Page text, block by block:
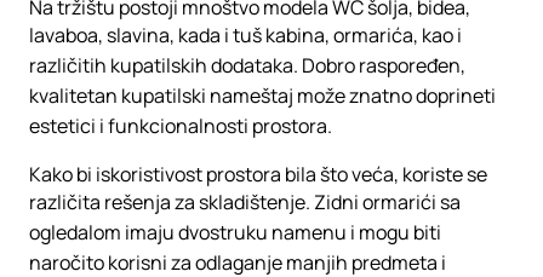
Na tržištu postoji mnoštvo modela WC šolja, bidea,
lavaboa, slavina, kada i tuš kabina, ormarića, kao i
različitih kupatilskih dodataka. Dobro raspoređen,
kvalitetan kupatilski nameštaj može znatno doprineti
estetici i funkcionalnosti prostora.
Kako bi iskoristivost prostora bila što veća, koriste se
različita rešenja za skladištenje. Zidni ormarići sa
ogledalom imaju dvostruku namenu i mogu biti
naročito korisni za odlaganje manjih predmeta i